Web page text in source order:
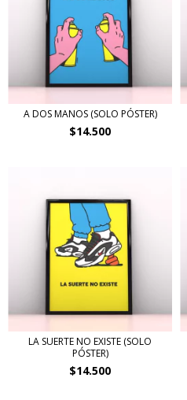
A DOS MANOS (SOLO PÓSTER)
$14.500
LA SUERTE NO EXISTE (SOLO
PÓSTER)
$14.500